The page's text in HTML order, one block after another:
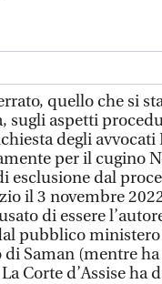
quello che si
sugli aspetti
degli avvocati
per il cugino
esclusione dal
il 3 novembre
di essere
pubblico ministero
Saman (mentre
Corte d’Assise ha